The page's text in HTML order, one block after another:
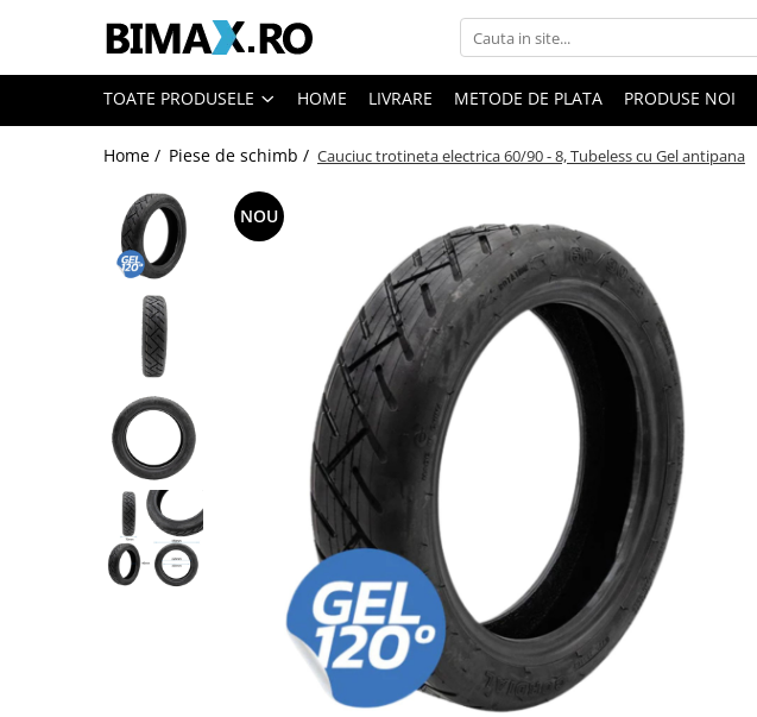
Toate Produsele
Triciclete Electrice
➔ Cu 2 Locuri
➔ Adulti - 2 Locuri
➔ Adulti - cu Cabina
➔ Cu Cabina
➔ Cu Cabina fara Permis
➔ Cu Cabina Inchisa
➔ Cu Remorca
➔ Cu Remorca Fara Permis
TOATE PRODUSELE HOME LIVRARE METODE DE PLATA PRODUSE NOI
Home / Piese de schimb / Cauciuc trotineta electrica 60/90 - 8, Tubeless cu Gel antipana
NOU